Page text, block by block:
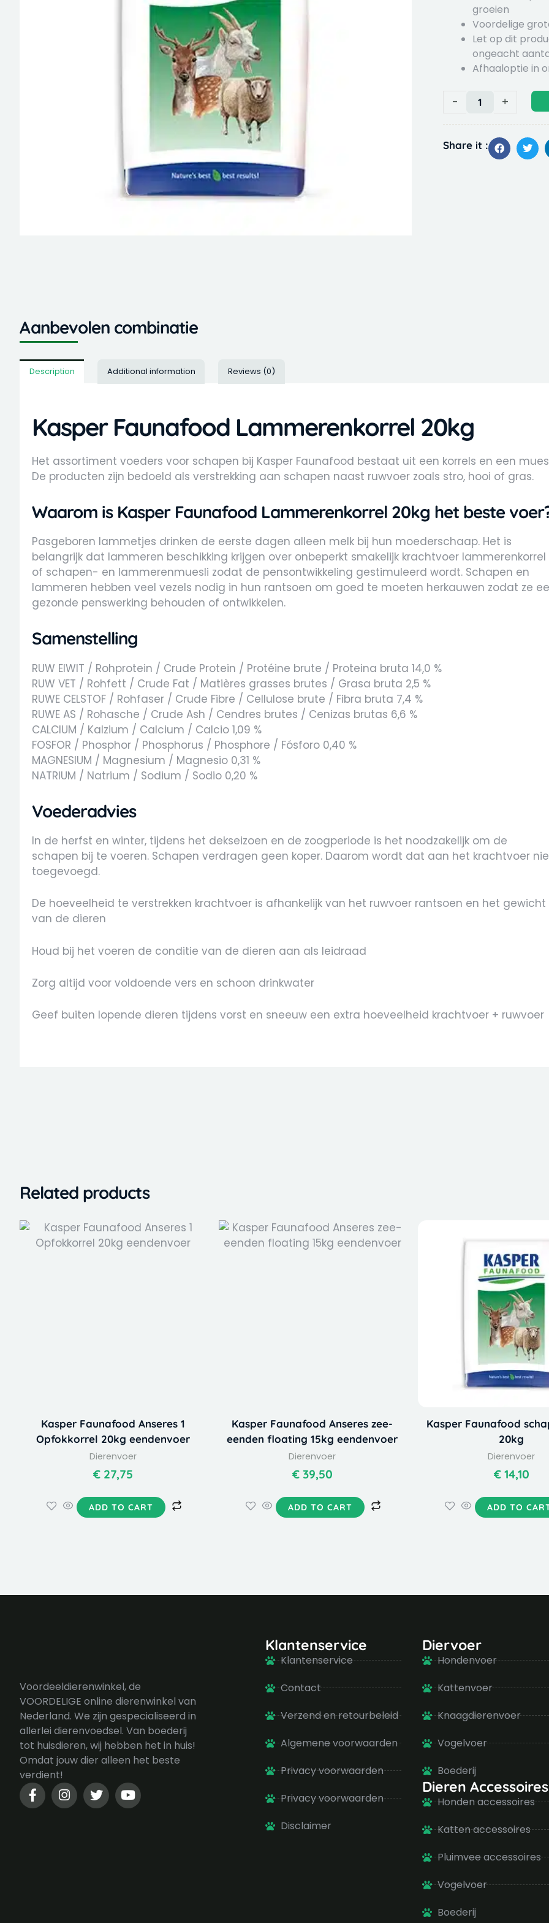
groeien
Voordelige
Let op dit
ongeacht
Afhaaloptie in
-
Lammerenkorrel
20kg
+
Share it :
Aanbevolen combinatie
Description Additional information Reviews (0)
Kasper Faunafood Lammerenkorrel 20kg
Het assortiment voeders voor schapen bij Kasper Faunafood bestaat uit een korrels en een
De producten zijn bedoeld als verstrekking aan schapen naast ruwvoer zoals stro, hooi of gras.
Waarom is Kasper Faunafood Lammerenkorrel 20kg het beste
Pasgeboren lammetjes drinken de eerste dagen alleen melk bij hun moederschaap. Het is
belangrijk dat lammeren beschikking krijgen over onbeperkt smakelijk krachtvoer lammerenkorrel
of schapen- en lammerenmuesli zodat de pensontwikkeling gestimuleerd wordt. Schapen en
lammeren hebben veel vezels nodig in hun rantsoen om goed te moeten herkauwen zodat ze
gezonde penswerking behouden of ontwikkelen.
Samenstelling
RUW EIWIT / Rohprotein / Crude Protein / Protéine brute / Proteina bruta 14,0 %
RUW VET / Rohfett / Crude Fat / Matières grasses brutes / Grasa bruta 2,5 %
RUWE CELSTOF / Rohfaser / Crude Fibre / Cellulose brute / Fibra bruta 7,4 %
RUWE AS / Rohasche / Crude Ash / Cendres brutes / Cenizas brutas 6,6 %
CALCIUM / Kalzium / Calcium / Calcio 1,09 %
FOSFOR / Phosphor / Phosphorus / Phosphore / Fósforo 0,40 %
MAGNESIUM / Magnesium / Magnesio 0,31 %
NATRIUM / Natrium / Sodium / Sodio 0,20 %
Voederadvies
In de herfst en winter, tijdens het dekseizoen en de zoogperiode is het noodzakelijk om de
schapen bij te voeren. Schapen verdragen geen koper. Daarom wordt dat aan het krachtvoer
toegevoegd.
De hoeveelheid te verstrekken krachtvoer is afhankelijk van het ruwvoer rantsoen en het gewicht
van de dieren
Houd bij het voeren de conditie van de dieren aan als leidraad
Zorg altijd voor voldoende vers en schoon drinkwater
Geef buiten lopende dieren tijdens vorst en sneeuw een extra hoeveelheid krachtvoer + ruwvoer
Related products
Kasper Faunafood Anseres 1
Opfokkorrel 20kg eendenvoer
Dierenvoer
€ 27,75
ADD TO CART
Kasper Faunafood Anseres zee-
eenden floating 15kg eendenvoer
Dierenvoer
€39,50
ADD TO CART
Kasper Faunafood
20kg
Dierenvoer
€14,10
ADD TO
Voordeeldierenwinkel, de
VOORDELIGE online dierenwinkel van
Nederland. We zijn gespecialiseerd in
allerlei dierenvoedsel. Van boederij
tot huisdieren, wij hebben het in huis!
Omdat jouw dier alleen het beste
verdient!
F
a
c
I
n
s
T
w
i
Y
o
u
Klantenservice
Klantenservice
Contact
Verzend en retourbeleid
Algemene voorwaarden
Privacy voorwaarden
Privacy voorwaarden
Disclaimer
Diervoer
Hondenvoer
Kattenvoer
Knaagdierenvoer
Vogelvoer
Boederij
Dieren Accessoires
Honden accessoires
Katten accessoires
Pluimvee accessoires
Vogelvoer
Boederij